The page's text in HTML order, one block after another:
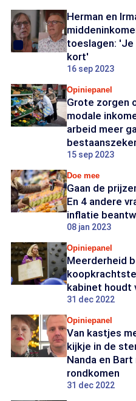
Herman en
toeslagen:
kort'
16 sep 2023
Opiniepanel
Grote zorgen
modale
arbeid meer
15 sep 2023
Doe mee
Gaan de
En 4 andere
inflatie
08 jan 2023
Opiniepanel
Meerderheid
kabinet houdt
31 dec 2022
Opiniepanel
Van kastjes
kijkje in de
Nanda en
rondkomen
31 dec 2022